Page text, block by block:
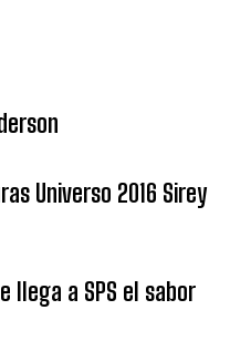
Universo 2016 Sirey
llega a SPS el sabor